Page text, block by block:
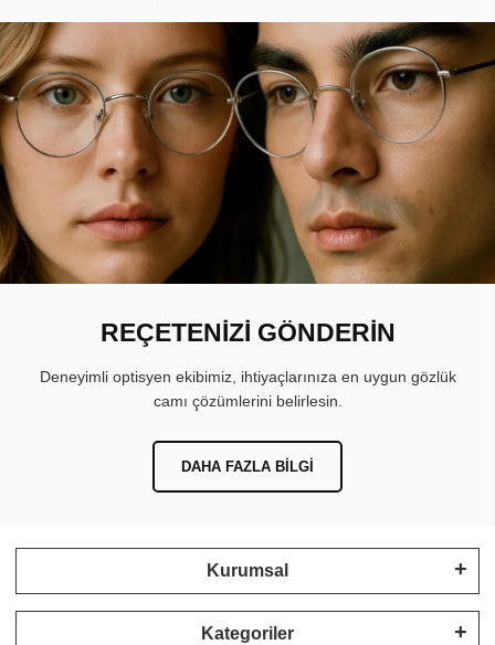
REÇETENİZİ GÖNDERİN
Deneyimli optisyen ekibimiz, ihtiyaçlarınıza en uygun gözlük
camı çözümlerini belirlesin.
DAHA FAZLA BILGI
Kurumsal
Kategoriler